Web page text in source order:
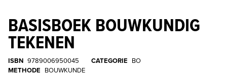
BASISBOEK BOUWKUNDIG
TEKENEN
ISBN 9789006950045 CATEGORIE BO
METHODE BOUWKUNDE